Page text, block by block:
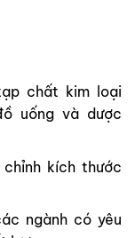
chất kim loại
uống và dược
kích thước
ngành có yêu